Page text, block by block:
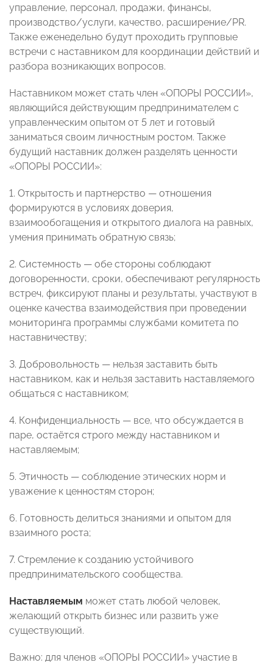
управление, персонал, продажи, финансы,
производство/услуги, качество, расширение/PR.
Также еженедельно будут проходить групповые
встречи с наставником для координации действий и
разбора возникающих вопросов.
Наставником может стать член «ОПОРЫ РОССИИ»,
являющийся действующим предпринимателем с
управленческим опытом от 5 лет и готовый
заниматься своим личностным ростом. Также
будущий наставник должен разделять ценности
«ОПОРЫ РОССИИ»:
1. Открытость и партнерство — отношения
формируются в условиях доверия,
взаимообогащения и открытого диалога на равных,
умения принимать обратную связь;
2. Системность — обе стороны соблюдают
договоренности, сроки, обеспечивают регулярность
встреч, фиксируют планы и результаты, участвуют в
оценке качества взаимодействия при проведении
мониторинга программы службами комитета по
наставничеству;
3. Добровольность — нельзя заставить быть
наставником, как и нельзя заставить наставляемого
общаться с наставником;
4. Конфиденциальность — все, что обсуждается в
паре, остаётся строго между наставником и
наставляемым;
5. Этичность — соблюдение этических норм и
уважение к ценностям сторон;
6. Готовность делиться знаниями и опытом для
взаимного роста;
7. Стремление к созданию устойчивого
предпринимательского сообщества.
Наставляемым может стать любой человек,
желающий открыть бизнес или развить уже
существующий.
Важно: для членов «ОПОРЫ РОССИИ» участие в